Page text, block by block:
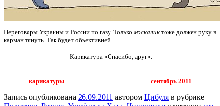
Переговоры Украины и России по газу. Только москалик тоже должен руку в
карман тянуть. Так будет объективней.
Карикатура «Спасибо, друг».
карикатуры сентябрь 2011
Запись опубликована 26.09.2011 автором Цибуля в рубрике